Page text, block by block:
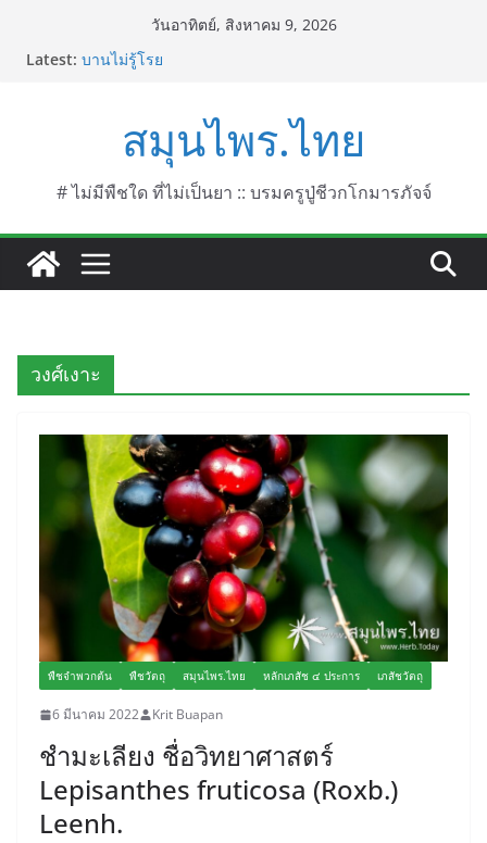
วันอาทิตย์, สิงหาคม 9, 2026
Latest: บานไม่รู้โรย
septentrionalis Donn. Smith.
บานไม่รู้โรยไฟเออร์เวิร์ค ชื่อวิทยาศาสตร์ Gomphrena
pulchella L. (Firework)
บานไม่รู้โรยป่า ชื่อวิทยาศาสตร์ Gomphrena
สมุนไพร.ไทย
# ไม่มีพืชใด ที่ไม่เป็นยา :: บรมครูปู่ชีวกโกมารภัจจ์
วงศ์เงาะ
พืชจำพวกต้น พืชวัตถุ สมุนไพร.ไทย หลักเภสัช ๔ ประการ เภสัชวัตถุ
6 มีนาคม 2022 Krit Buapan
ชำมะเลียง ชื่อวิทยาศาสตร์
Lepisanthes fruticosa (Roxb.)
Leenh.